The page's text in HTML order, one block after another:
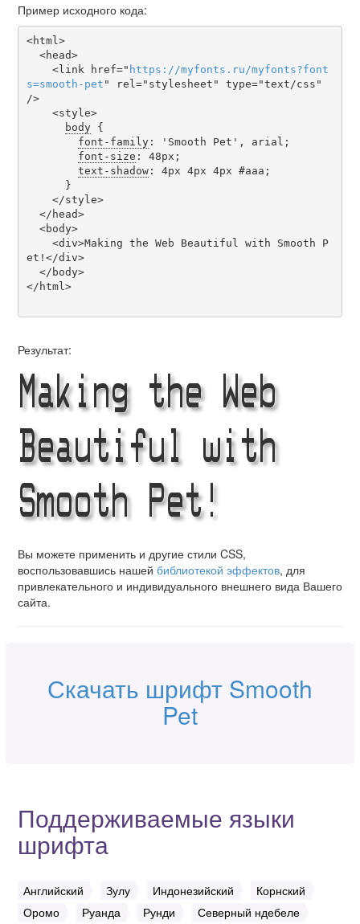
Пример исходного кода:
<html>
    <link href="
https ://myfonts . ru/myfonts?font
s=smooth-pet " rel="stylesheet" type="text/css"
/>
body {
font-family: 'Smooth Pet', arial;
font-size : 48px;
text-shadow: 4px 4px 4px #aaa;
et!</div>
</html>
Результат:
Making the Web
Beautiful with
Smooth Pet!
Вы можете применить и другие стили CSS,
воспользовавшись нашей библиотекой эффектов, для
привлекательного и индивидуального внешнего вида Вашего
сайта.
Скачать шрифт Smooth
Pet
Поддерживаемые языки
шрифта
Английский Зулу Индонезийский
Корнский
Оромо
Руанда Рунди Северный ндебеле